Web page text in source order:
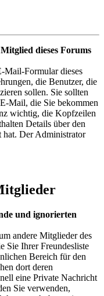
dieses Forums
Mail-Formular dieses
die Benutzer, die
sollen. Sie sollten
Mail, die Sie bekommen
wichtig, die Kopfzeilen
Details über den
hat. Der Administrator
und ignorierten
andere Mitglieder des
Sie Ihrer Freundesliste
Bereich für den
dort deren
eine Private Nachricht
Sie verwenden,